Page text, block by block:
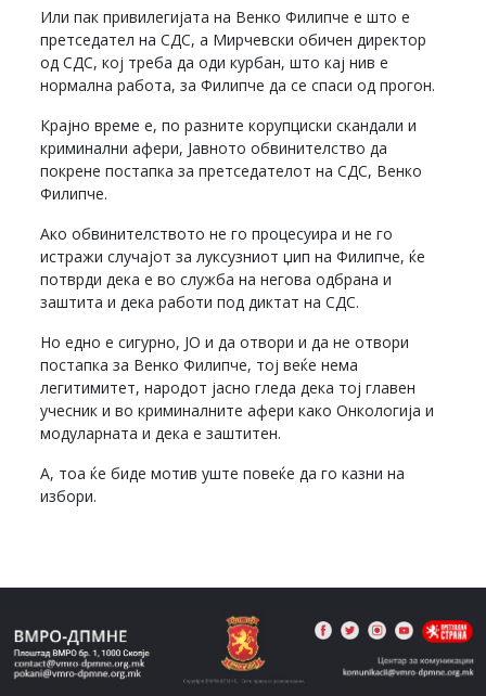
Или пак привилегијата на Венко Филипче е што е
претседател на СДС, а Мирчевски обичен директор
од СДС, кој треба да оди курбан, што кај нив е
нормална работа, за Филипче да се спаси од прогон.
Крајно време е, по разните корупциски скандали и
криминални афери, Јавното обвинителство да
покрене постапка за претседателот на СДС, Венко
Филипче.
Ако обвинителството не го процесуира и не го
истражи случајот за луксузниот џип на Филипче, ќе
потврди дека е во служба на негова одбрана и
заштита и дека работи под диктат на СДС.
Но едно е сигурно, ЈО и да отвори и да не отвори
постапка за Венко Филипче, тој веќе нема
легитимитет, народот јасно гледа дека тој главен
учесник и во криминалните афери како Онкологија и
модуларната и дека е заштитен.
А, тоа ќе биде мотив уште повеќе да го казни на
избори.